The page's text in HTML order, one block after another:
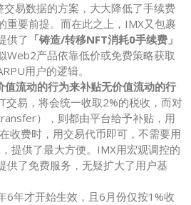
易数据的方案，大大降低了手续费
重要前提。而在此之上，IMX又包裹
供了 「铸造/转移NFT消耗0手续费」
Web2产品依靠低价或免费策略获取
用户的逻辑。
值流动的行为来补贴无价值流动的行
交易，将会统一收取2%的税收，而对
），则都由平台给予补贴，用
收费时，用交易代币即可，不需要用
提供了最大方便。IMX用宏观调控的
供了免费服务，无疑扩大了用户基
6年才开始生效，且6月份仅按1%收